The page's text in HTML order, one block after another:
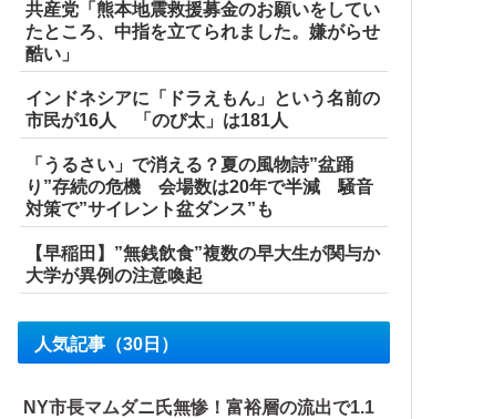
共産党「熊本地震救援募金のお願いをしてい
たところ、中指を立てられました。嫌がらせ
酷い」
インドネシアに「ドラえもん」という名前の
市民が16人 「のび太」は181人
「うるさい」で消える？夏の風物詩”盆踊
り”存続の危機 会場数は20年で半減 騒音
対策で”サイレント盆ダンス”も
【早稲田】”無銭飲食”複数の早大生が関与か
大学が異例の注意喚起
人気記事（30日）
NY市長マムダニ氏無惨！富裕層の流出で1.1